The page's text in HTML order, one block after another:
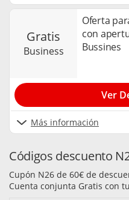
gratis
business
Oferta
con
Bussines
Más información
Ver
Códigos descuento
Cupón N26 de 60€ de
Cuenta conjunta Gratis con